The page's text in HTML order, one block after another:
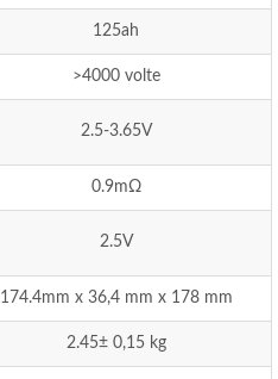
125ah
>4000 volte
2.5-3.65V
0.9mΩ
2.5V
174.4mm x 36,4 mm x 178 mm
2.45± 0,15 kg